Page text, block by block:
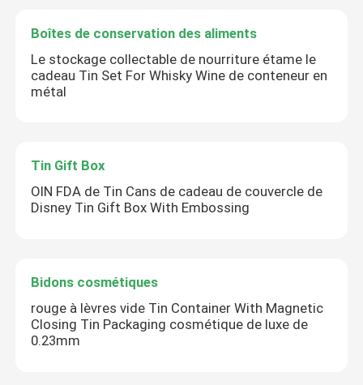
Boîtes de conservation des aliments
Le stockage collectable de nourriture étame le
cadeau Tin Set For Whisky Wine de conteneur en
métal
Tin Gift Box
OIN FDA de Tin Cans de cadeau de couvercle de
Disney Tin Gift Box With Embossing
Bidons cosmétiques
rouge à lèvres vide Tin Container With Magnetic
Closing Tin Packaging cosmétique de luxe de
0.23mm